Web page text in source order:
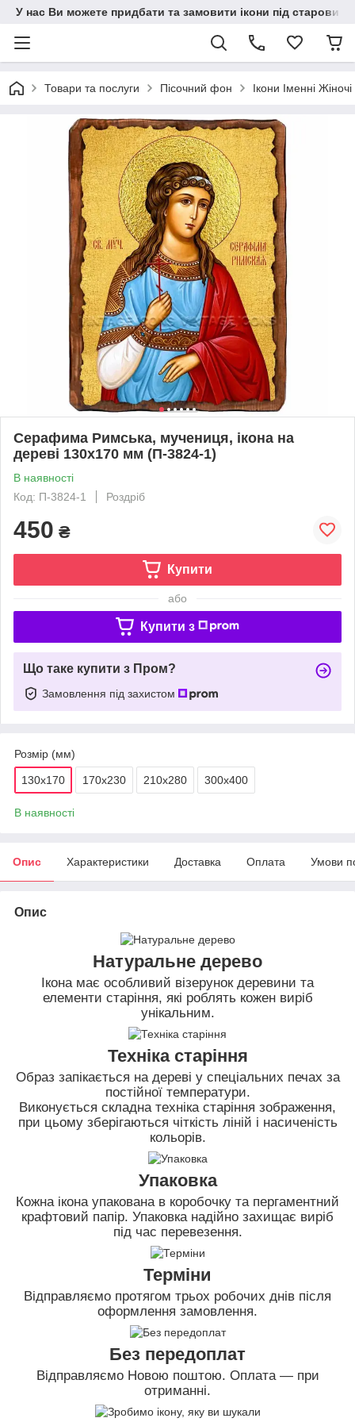
У нас Ви можете придбати та замовити ікони під
Товари та послуги Пісочний фон Ікони Іменні Жіночі
Серафима Римська, мучениця, ікона на
дереві 130х170 мм (П-3824-1)
В наявності
Код: П-3824-1
Роздріб
450 ₴
Купити
або
Купити з
Що таке купити з Пром?
Замовлення під захистом
Розмір (мм)
130х170 170х230 210х280 300х400
В наявності
Опис Характеристики Доставка Оплата Умови
Опис
Натуральне дерево
Ікона має особливий візерунок деревини та
елементи старіння, які роблять кожен виріб
унікальним.
Техніка старіння
Образ запікається на дереві у спеціальних печах за
постійної температури.
Виконується складна техніка старіння зображення,
при цьому зберігаються чіткість ліній і насиченість
кольорів.
Упаковка
Кожна ікона упакована в коробочку та пергаментний
крафтовий папір. Упаковка надійно захищає виріб
під час перевезення.
Терміни
Відправляємо протягом трьох робочих днів після
оформлення замовлення.
Без передоплат
Відправляємо Новою поштою. Оплата — при
отриманні.